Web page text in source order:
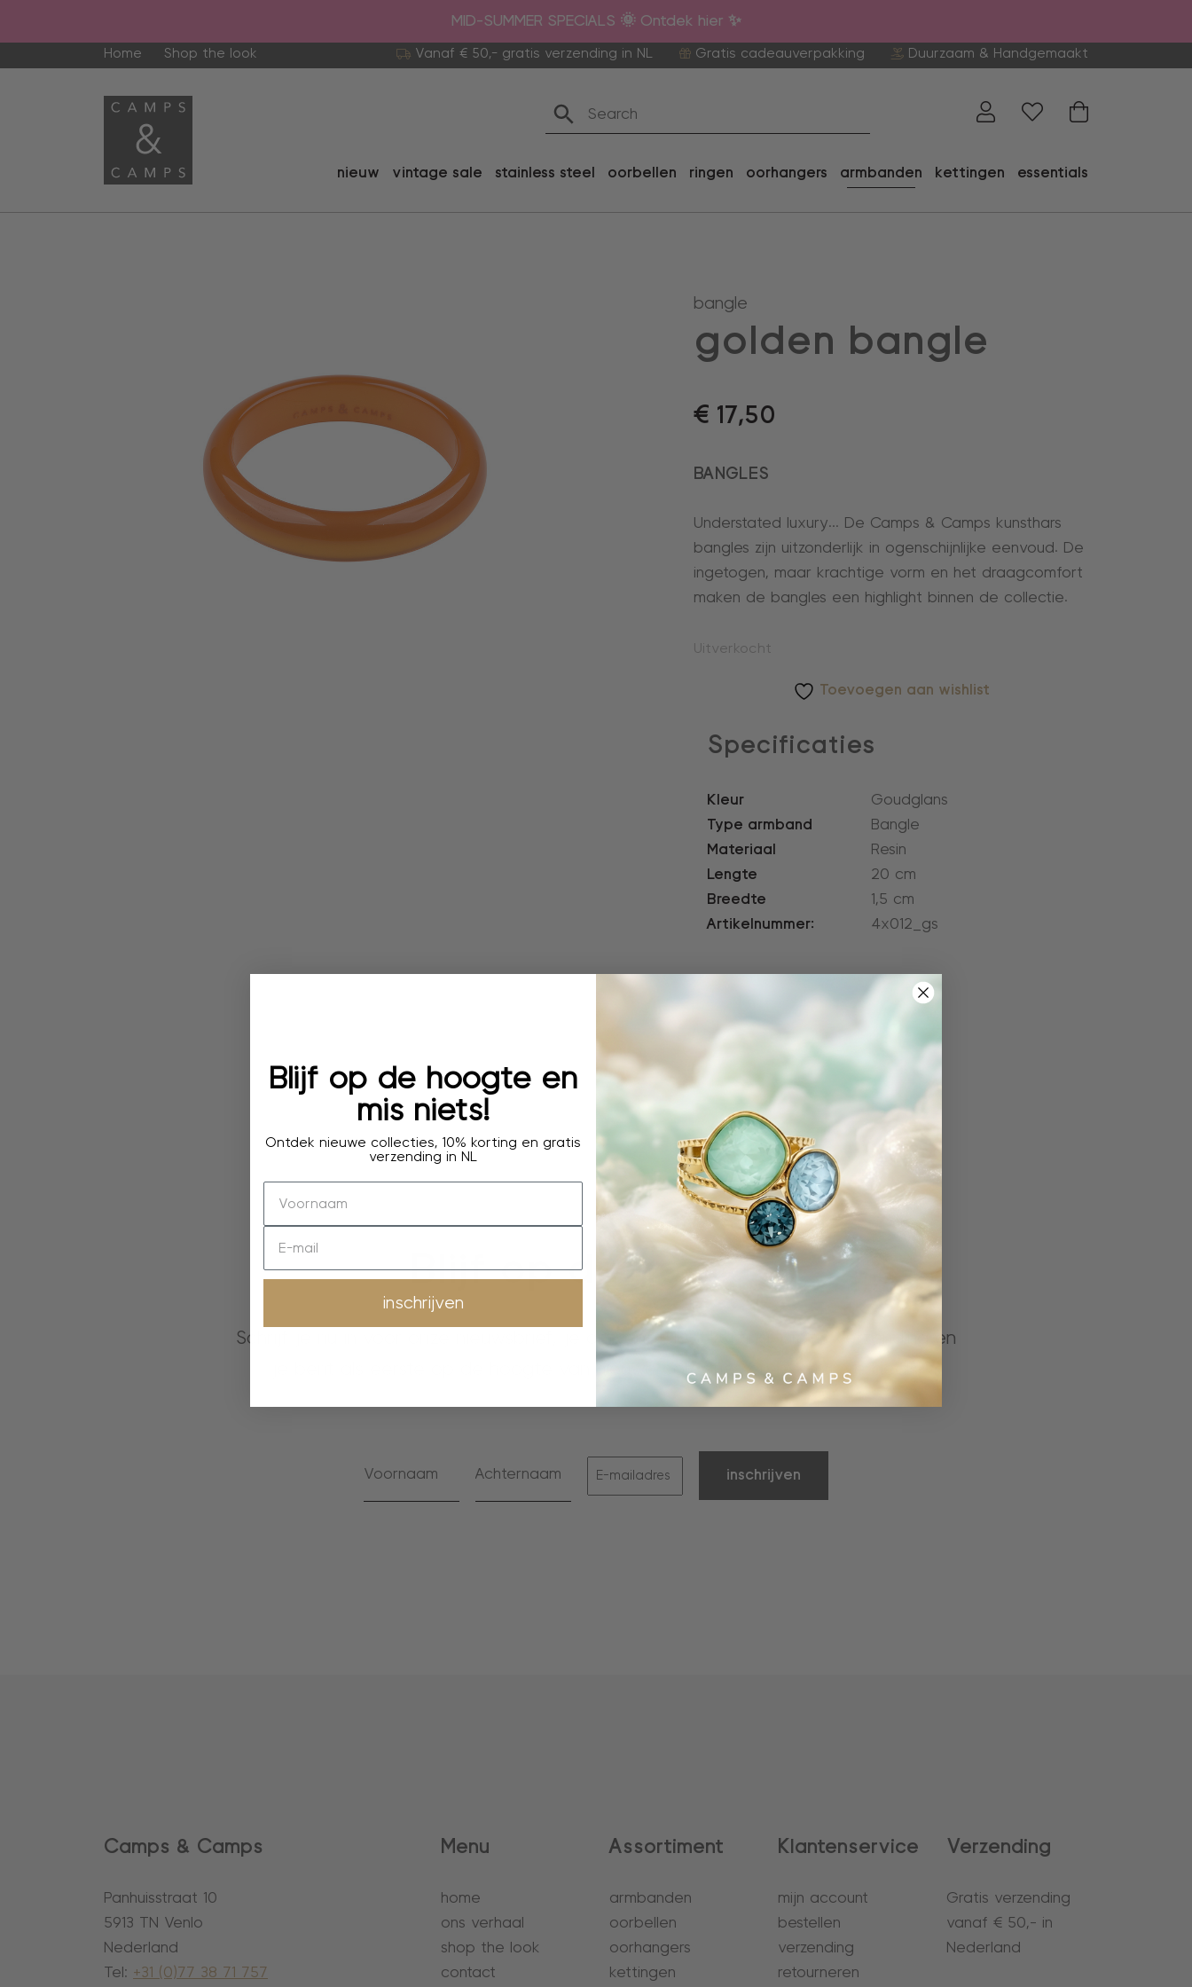
MID-SUMMER SPECIALS 🌞 Ontdek hier ✨
Home Shop the look Vanaf € 50,- gratis verzending in NL Gratis cadeauverpakking Duurzaam & Handgemaakt
nieuw vintage sale stainless steel oorbellen ringen oorhangers armbanden kettingen essentials
bangle
golden bangle
€ 17,50
BANGLES
Understated luxury… De Camps & Camps kunsthars
bangles zijn uitzonderlijk in ogenschijnlijke eenvoud. De
ingetogen, maar krachtige vorm en het draagcomfort
maken de bangles een highlight binnen de collectie.
Uitverkocht
Toevoegen aan wishlist
Specificaties
Kleur
Goudglans
Type armband
Bangle
Materiaal
Resin
Lengte
20 cm
Breedte
1,5 cm
Artikelnummer:
4x012_gs
Blijf op de hoogte
Schrijf je nu in voor onze nieuwsbrief, je ontvangt 10% korting, gratis verzending en
je bent als eerste op de hoogte van nieuwe collecties en exclusieve deals.
inschrijven
Camps & Camps
Panhuisstraat 10
5913 TN Venlo
Nederland
Tel: +31 (0)77 38 71 757
Menu
home
ons verhaal
shop the look
contact
Assortiment
armbanden
oorbellen
oorhangers
kettingen
Klantenservice
mijn account
bestellen
verzending
retourneren
Verzending
Gratis verzending
vanaf € 50,- in
Nederland
Blijf op de hoogte en
mis niets!
Ontdek nieuwe collecties, 10% korting en gratis
verzending in NL
inschrijven